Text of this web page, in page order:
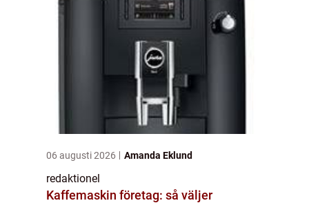
06 augusti 2026 Amanda Eklund
redaktionel
Kaffemaskin företag: så väljer